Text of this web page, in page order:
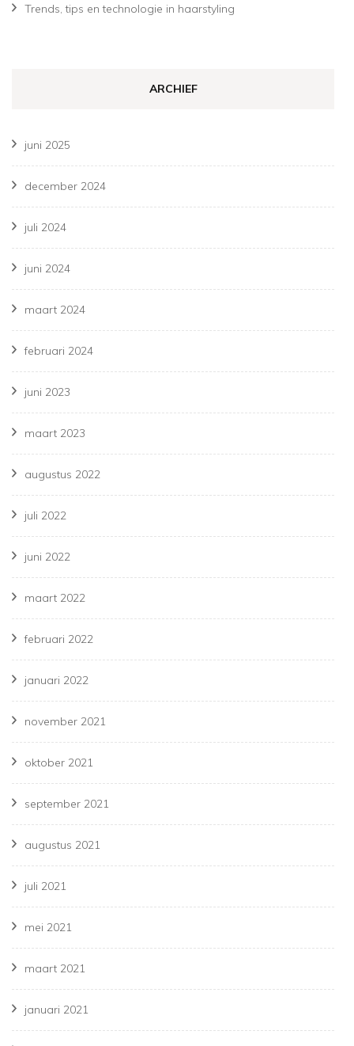
Trends, tips en technologie in haarstyling
ARCHIEF
juni 2025
december 2024
juli 2024
juni 2024
maart 2024
februari 2024
juni 2023
maart 2023
augustus 2022
juli 2022
juni 2022
maart 2022
februari 2022
januari 2022
november 2021
oktober 2021
september 2021
augustus 2021
juli 2021
mei 2021
maart 2021
januari 2021